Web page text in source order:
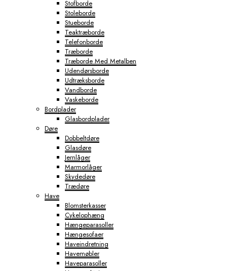
Stofborde
Stoleborde
Stueborde
Teaktræborde
Telefonborde
Træborde
Træborde Med Metalben
Udendørsborde
Udtræksborde
Vandborde
Vaskeborde
Bordplader
Glasbordplader
Døre
Dobbeltdøre
Glasdøre
Jernlåger
Marmorlåger
Skydedøre
Trædøre
Have
Blomsterkasser
Cykelophæng
Hængeparasoller
Hængesofaer
Haveindretning
Havemøbler
Haveparasoller